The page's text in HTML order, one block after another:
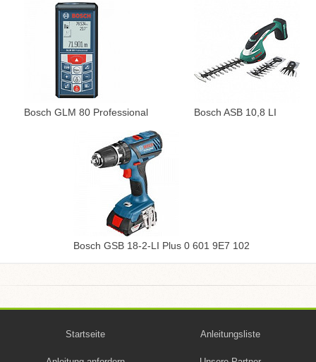
Bosch GLM 80 Professional Bosch ASB 10,8 LI
Bosch GSB 18-2-LI Plus 0 601 9E7 102
Startseite Anleitungsliste